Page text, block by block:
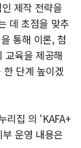
제작 전략을
데 초점을 맞추
통해 이론, 첨
교육을 제공해
단계 높이겠
리집 ​의 ‘KAFA+
운영 내용은